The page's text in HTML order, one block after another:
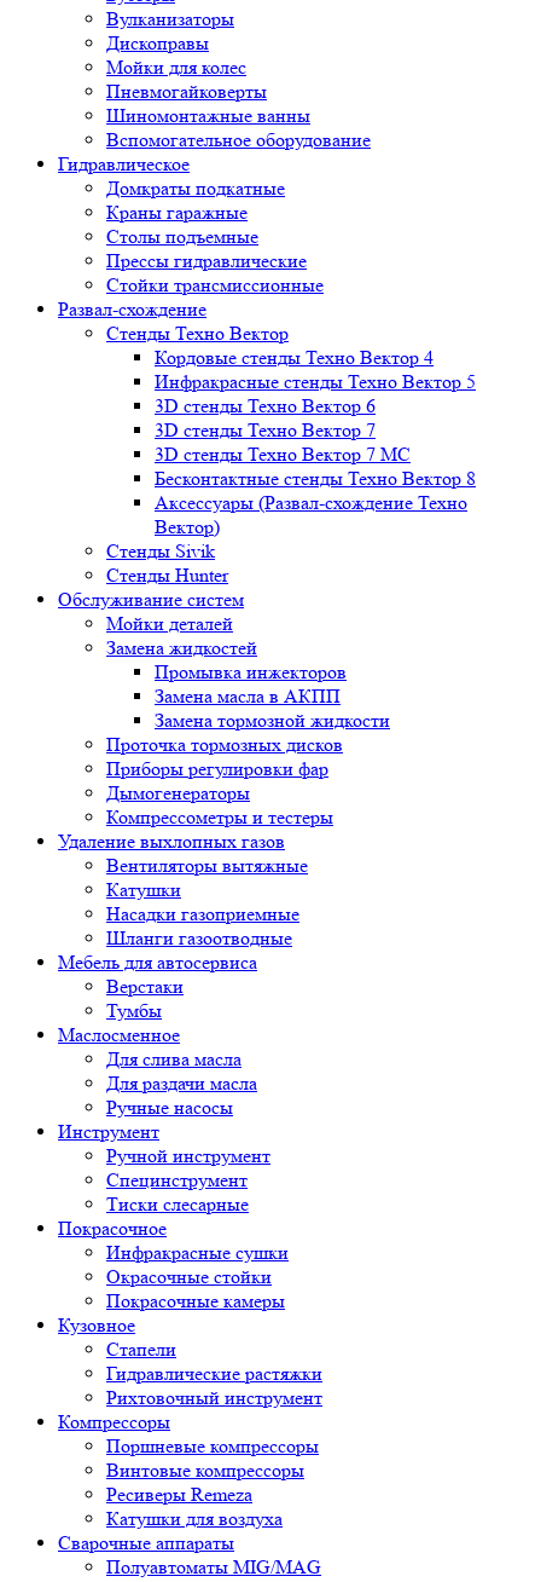
Вулканизаторы
Дископравы
Мойки для колес
Пневмогайковерты
Шиномонтажные ванны
Вспомогательное оборудование
Гидравлическое
Домкраты подкатные
Краны гаражные
Столы подъемные
Прессы гидравлические
Стойки трансмиссионные
Развал-схождение
Стенды Техно Вектор
Кордовые стенды Техно Вектор 4
Инфракрасные стенды Техно Вектор 5
3D стенды Техно Вектор 6
3D стенды Техно Вектор 7
3D стенды Техно Вектор 7 МС
Бесконтактные стенды Техно Вектор 8
Аксессуары (Развал-схождение Техно
Вектор)
Стенды Sivik
Стенды Hunter
Обслуживание систем
Мойки деталей
Замена жидкостей
Промывка инжекторов
Замена масла в АКПП
Замена тормозной жидкости
Проточка тормозных дисков
Приборы регулировки фар
Дымогенераторы
Компрессометры и тестеры
Удаление выхлопных газов
Вентиляторы вытяжные
Катушки
Насадки газоприемные
Шланги газоотводные
Мебель для автосервиса
Верстаки
Тумбы
Маслосменное
Для слива масла
Для раздачи масла
Ручные насосы
Инструмент
Ручной инструмент
Специнструмент
Тиски слесарные
Покрасочное
Инфракрасные сушки
Окрасочные стойки
Покрасочные камеры
Кузовное
Стапели
Гидравлические растяжки
Рихтовочный инструмент
Компрессоры
Поршневые компрессоры
Винтовые компрессоры
Ресиверы Remeza
Катушки для воздуха
Сварочные аппараты
Полуавтоматы MIG/MAG